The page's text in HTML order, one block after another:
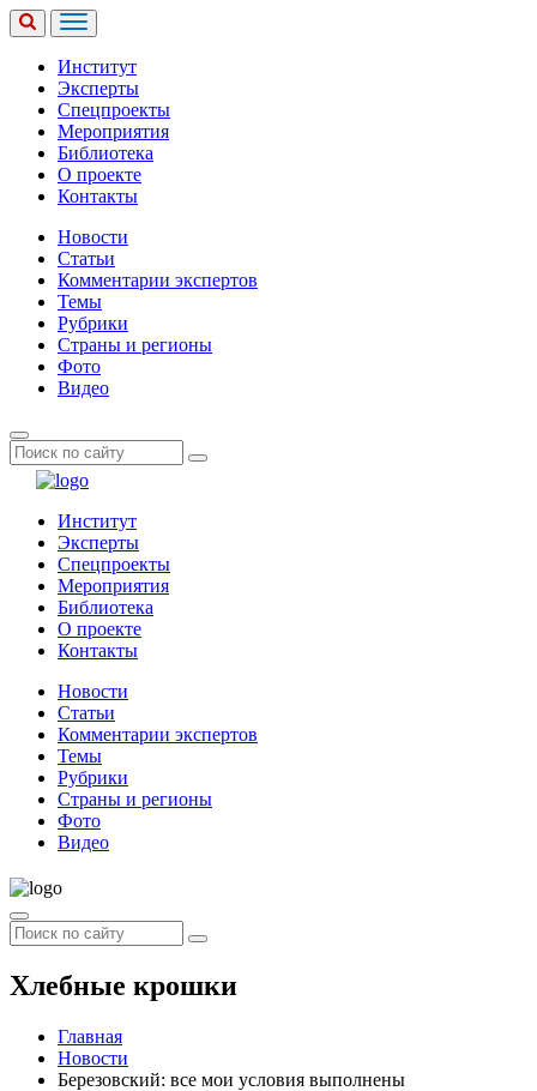
Институт
Эксперты
Спецпроекты
Мероприятия
Библиотека
О проекте
Контакты
Новости
Статьи
Комментарии экспертов
Темы
Рубрики
Страны и регионы
Фото
Видео
Институт
Эксперты
Спецпроекты
Мероприятия
Библиотека
О проекте
Контакты
Новости
Статьи
Комментарии экспертов
Темы
Рубрики
Страны и регионы
Фото
Видео
Хлебные крошки
Главная
Новости
Березовский: все мои условия выполнены